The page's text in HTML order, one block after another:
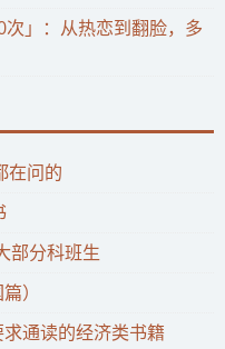
次」：从热恋到翻脸，多
在问的
部分科班生
）
通读的经济类书籍